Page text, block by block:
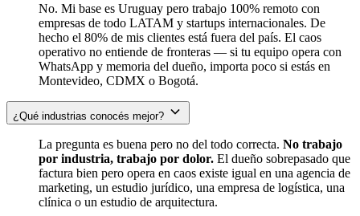
No. Mi base es Uruguay pero trabajo 100% remoto con
empresas de todo LATAM y startups internacionales. De
hecho el 80% de mis clientes está fuera del país. El caos
operativo no entiende de fronteras — si tu equipo opera con
WhatsApp y memoria del dueño, importa poco si estás en
Montevideo, CDMX o Bogotá.
¿Qué industrias conocés mejor?
La pregunta es buena pero no del todo correcta. No trabajo
por industria, trabajo por dolor. El dueño sobrepasado que
factura bien pero opera en caos existe igual en una agencia de
marketing, un estudio jurídico, una empresa de logística, una
clínica o un estudio de arquitectura.